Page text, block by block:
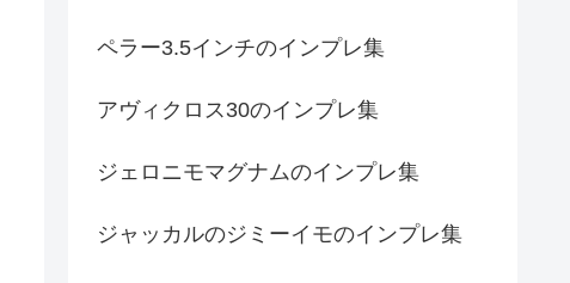
ペラー3.5インチのインプレ集
アヴィクロス30のインプレ集
ジェロニモマグナムのインプレ集
ジャッカルのジミーイモのインプレ集